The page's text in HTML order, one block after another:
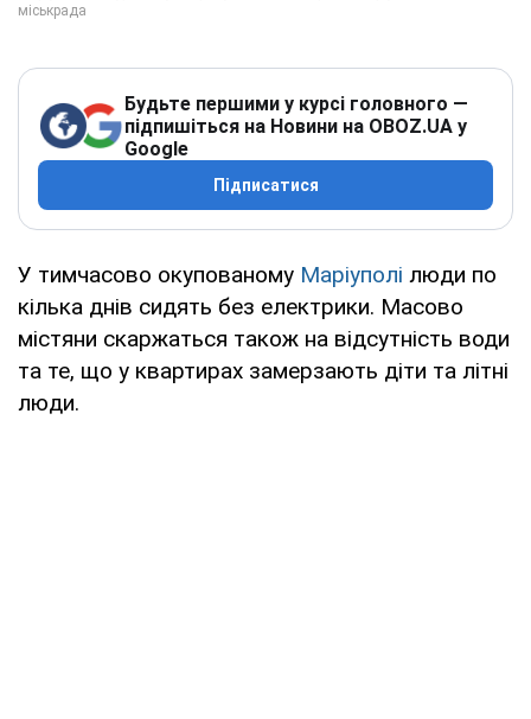
Будьте першими у курсі головного —
підпишіться на Новини на OBOZ.UA у
Google
Підписатися
У тимчасово окупованому Маріуполі люди по
кілька днів сидять без електрики. Масово
містяни скаржаться також на відсутність води
та те, що у квартирах замерзають діти та літні
люди.